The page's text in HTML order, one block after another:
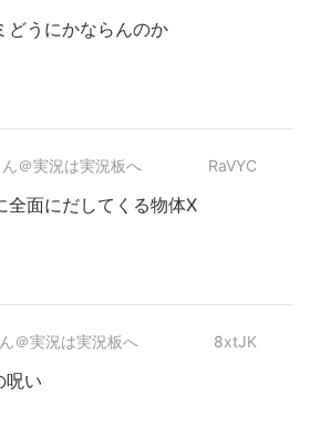
どうにかならんのか
＠実況は実況板へ RaVYC
全面にだしてくる物体X
＠実況は実況板へ 8xtJK
呪い